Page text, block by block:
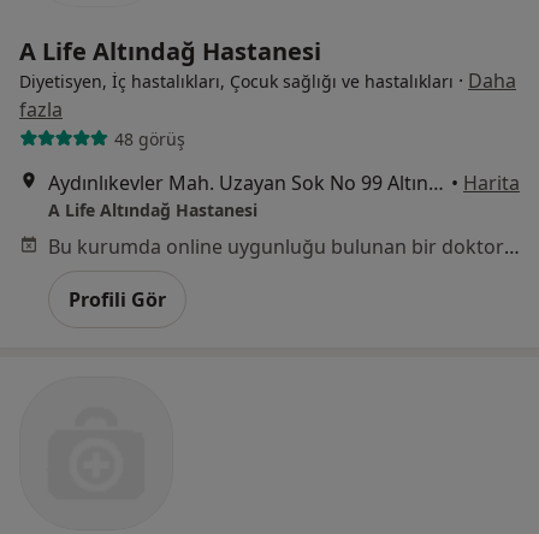
A Life Altındağ Hastanesi
Diyetisyen, İç hastalıkları, Çocuk sağlığı ve hastalıkları · Daha
fazla
48 görüş
Aydınlıkevler Mah. Uzayan Sok No 99 Altındağ ANKARA, Altındağ • Harita
A Life Altındağ Hastanesi
Bu kurumda online uygunluğu bulunan bir doktor veya uzman bulunamadı
Profili Gör